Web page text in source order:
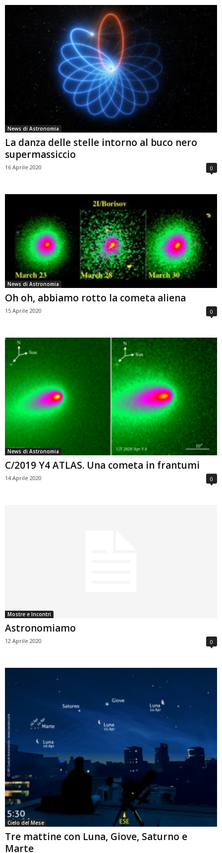
News di Astronomia
La danza delle stelle intorno al buco nero
supermassiccio
16 Aprile 2020 0
News di Astronomia
Oh oh, abbiamo rotto la cometa aliena
15 Aprile 2020 0
News di Astronomia
C/2019 Y4 ATLAS. Una cometa in frantumi
14 Aprile 2020 0
Mostre e Incontri
Astronomiamo
12 Aprile 2020 0
Cielo del Mese
Tre mattine con Luna, Giove, Saturno e
Marte